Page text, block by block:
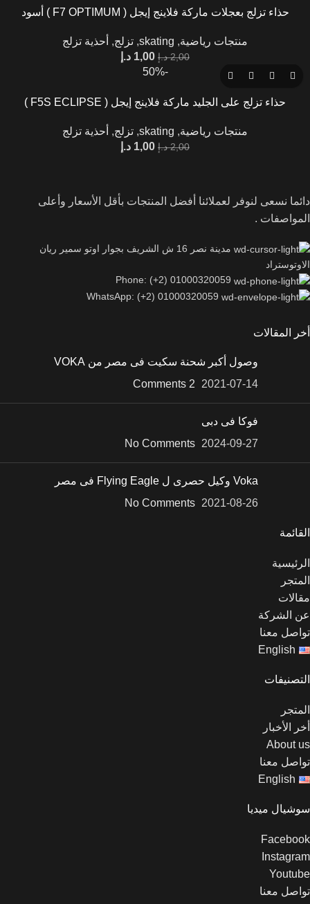
حذاء تزلج بعجلات ماركة فلاينج إيجل ( F7 OPTIMUM ) أسود
منتجات رياضية,
skating
, تزلج, أحذية تزلج
2,00 د.إ 1,00 د.إ
-50%
حذاء تزلج على الجليد ماركة فلاينج إيجل ( F5S ECLIPSE )
منتجات رياضية,
skating
, تزلج, أحذية تزلج
2,00 د.إ 1,00 د.إ
دائما نسعى لنوفر لعملائنا أفضل المنتجات بأقل الأسعار وأعلى
المواصفات .
مدينة نصر 16 ش الشريف بجوار اوتو سمير ريان
الاوتوستراد
Phone: (+2) 01000320059
WhatsApp: (+2) 01000320059
أخر المقالات
وصول أكبر شحنة سكيت فى مصر من VOKA
2021-07-14
2 Comments
فوكا فى دبى
2024-09-27
No Comments
Voka وكيل حصرى ل Flying Eagle فى مصر
2021-08-26
No Comments
القائمة
الرئيسية
المتجر
مقالات
عن الشركة
تواصل معنا
English
التصنيفات
المتجر
أخر الأخبار
About us
تواصل معنا
English
سوشيال ميديا
Facebook
Instagram
Youtube
تواصل معنا